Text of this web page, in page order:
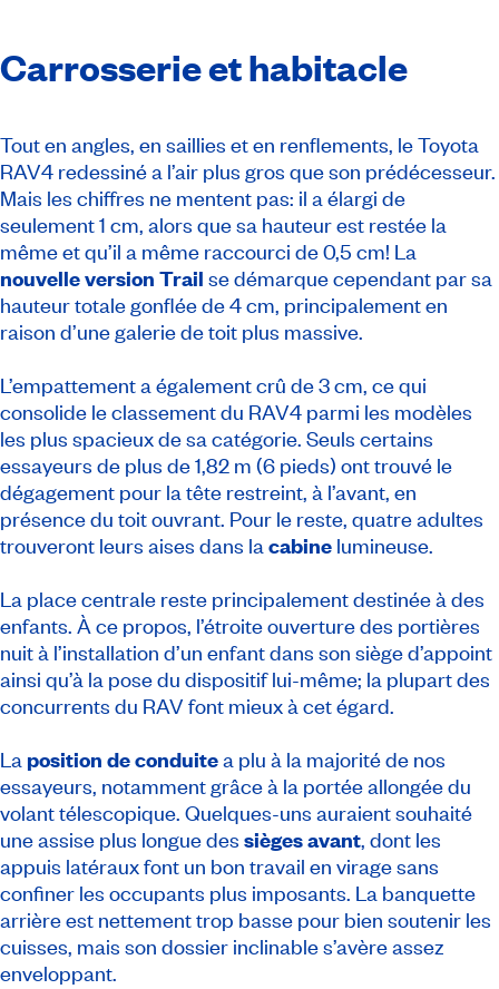
Carrosserie et habitacle
Tout en angles, en saillies et en renflements, le Toyota
RAV4 redessiné a l’air plus gros que son prédécesseur.
Mais les chiffres ne mentent pas: il a élargi de
seulement 1 cm, alors que sa hauteur est restée la
même et qu’il a même raccourci de 0,5 cm! La
nouvelle version Trail se démarque cependant par sa
hauteur totale gonflée de 4 cm, principalement en
raison d’une galerie de toit plus massive.
L’empattement a également crû de 3 cm, ce qui
consolide le classement du RAV4 parmi les modèles
les plus spacieux de sa catégorie. Seuls certains
essayeurs de plus de 1,82 m (6 pieds) ont trouvé le
dégagement pour la tête restreint, à l’avant, en
présence du toit ouvrant. Pour le reste, quatre adultes
trouveront leurs aises dans lacabine lumineuse.
La place centrale reste principalement destinée à des
enfants. À ce propos, l’étroite ouverture des portières
nuit à l’installation d’un enfant dans son siège d’appoint
ainsi qu’à la pose du dispositif lui-même; la plupart des
concurrents du RAV font mieux à cet égard.
La position de conduitea plu à la majorité de nos
essayeurs, notamment grâce à la portée allongée du
volant télescopique. Quelques-uns auraient souhaité
une assise plus longue des sièges avant, dont les
appuis latéraux font un bon travail en virage sans
confiner les occupants plus imposants. La banquette
arrière est nettement trop basse pour bien soutenir les
cuisses, mais son dossier inclinable s’avère assez
enveloppant.